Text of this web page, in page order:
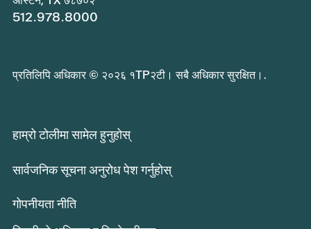
512.978.8000
प्रतिलिपि अधिकार © २०२६ १TP२टी। सबै अधिकार सुरक्षित।.
हाम्रो टोलीमा सामेल हुनुहोस्
सार्वजनिक सूचना अनुरोध पेश गर्नुहोस्
गोपनीयता नीति